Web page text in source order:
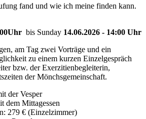
fand und wie ich meine finden kann.
bis Sunday 14.06.2026 - 14:00 Uhr
am Tag zwei Vorträge und ein
zu einem kurzen Einzelgespräch
bzw. der Exerzitienbegleiterin,
der Mönchsgemeinschaft.
der Vesper
dem Mittagessen
279 € (Einzelzimmer)